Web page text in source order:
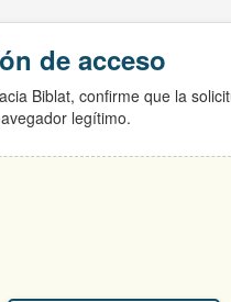
de acceso
Biblat, confirme que la
legítimo.